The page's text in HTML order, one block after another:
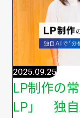
LP制作の
LP」 独自
2025.09.25